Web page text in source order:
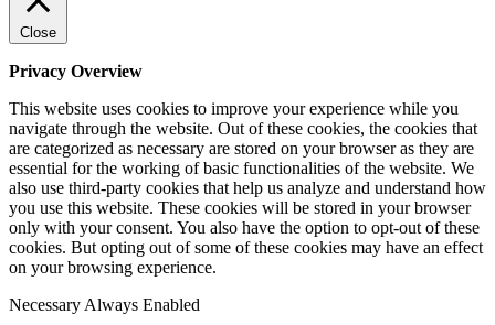
Close
Privacy Overview
This website uses cookies to improve your experience while you
navigate through the website. Out of these cookies, the cookies that
are categorized as necessary are stored on your browser as they are
essential for the working of basic functionalities of the website. We
also use third-party cookies that help us analyze and understand how
you use this website. These cookies will be stored in your browser
only with your consent. You also have the option to opt-out of these
cookies. But opting out of some of these cookies may have an effect
on your browsing experience.
Necessary Always Enabled